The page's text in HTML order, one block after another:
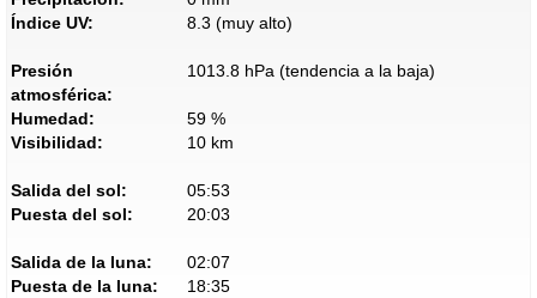
Índice UV:
8.3 (muy alto)
Presión
atmosférica:
1013.8 hPa (tendencia a la baja)
Humedad:
59 %
Visibilidad:
10 km
Salida del sol:
05:53
Puesta del sol:
20:03
Salida de la luna:
02:07
Puesta de la luna:
18:35